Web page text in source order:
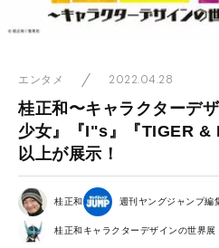
エンタメ 2022.04.28
桂正和〜キャラクターデ
少女』『I"s』『TIGER &
以上が展示！
桂正和 週刊ヤングジャンプ編
桂正和キャラクターデザインの世界展